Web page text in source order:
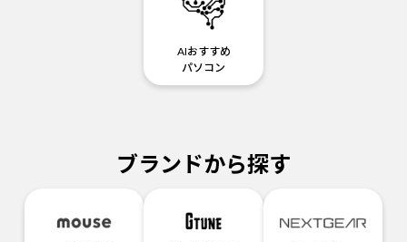
AIおすすめ
パソコン
ブランドから探す